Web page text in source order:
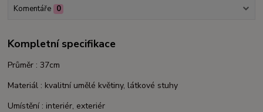
Komentáře 0
Kompletní specifikace
Průměr : 37cm
Materiál : kvalitní umělé květiny, látkové stuhy
Umístění : interiér, exteriér